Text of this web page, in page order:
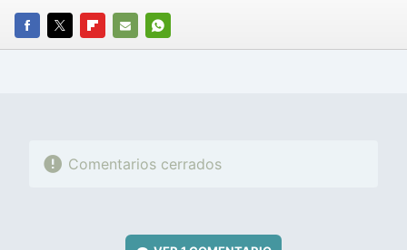
FACEBOOK
TWITTERFLIPBOARD
E-
WHATSAPP
Comentarios cerrados